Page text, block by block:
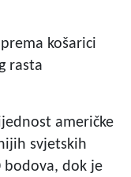
košarici
rasta
američke
svjetskih
bodova, dok je